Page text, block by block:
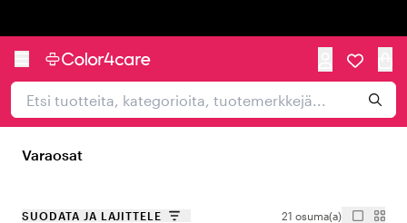
Varaosat
SUODATA JA LAJITTELE 21 osuma(a)